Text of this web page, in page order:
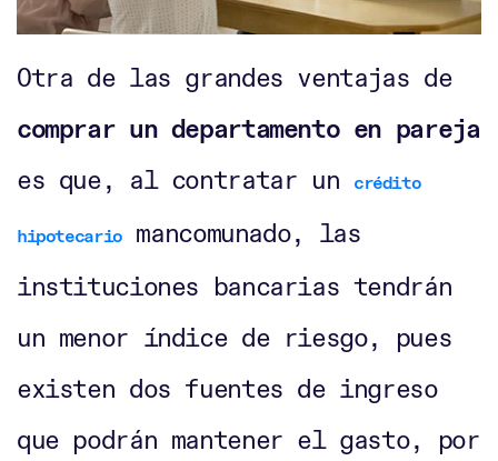
Otra de las grandes ventajas de
comprar un departamento en pareja
es que, al contratar un
crédito
hipotecariomancomunado, las
instituciones bancarias tendrán
un menor índice de riesgo, pues
existen dos fuentes de ingreso
que podrán mantener el gasto, por